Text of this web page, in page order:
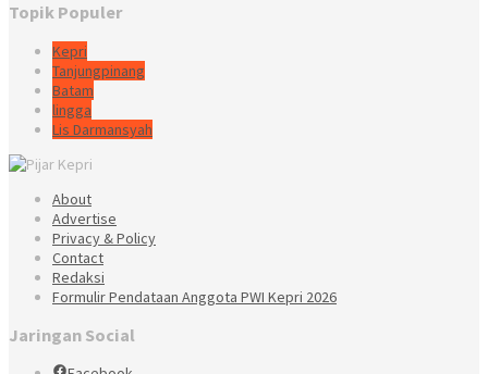
Topik Populer
Kepri
Tanjungpinang
Batam
lingga
Lis Darmansyah
About
Advertise
Privacy & Policy
Contact
Redaksi
Formulir Pendataan Anggota PWI Kepri 2026
Jaringan Social